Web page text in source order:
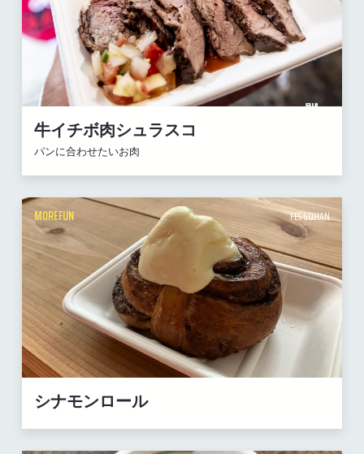
牛イチボ肉シュラスコ
パンに合わせたいお肉
MOREFUN FES GOHAN
シナモンロール